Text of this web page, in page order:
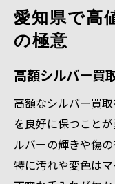
愛知県で高
の極意
高額シルバー買
高額なシルバー買
を良好に保つこと
ルバーの輝きや傷
特に汚れや変色は